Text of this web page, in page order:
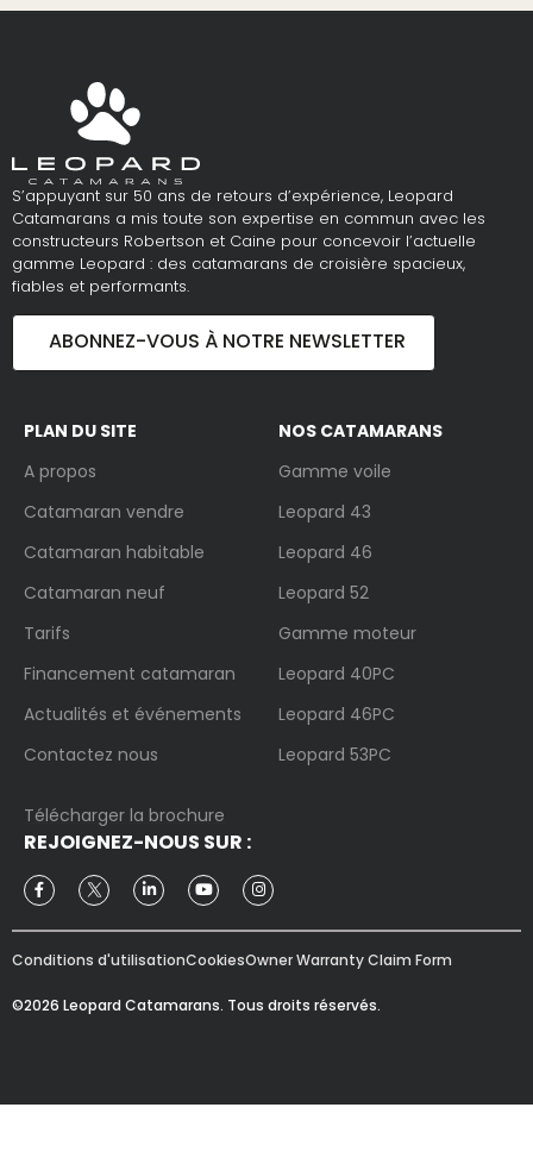
S’appuyant sur 50 ans de retours d’expérience, Leopard
Catamarans a mis toute son expertise en commun avec les
constructeurs Robertson et Caine pour concevoir l’actuelle
gamme Leopard : des catamarans de croisière spacieux,
fiables et performants.
ABONNEZ-VOUS À NOTRE NEWSLETTER
PLAN DU SITE
A propos
Catamaran vendre
Catamaran habitable
Catamaran neuf
Tarifs
Financement catamaran
Actualités et événements
Contactez nous
NOS CATAMARANS
Gamme voile
Leopard 43
Leopard 46
Leopard 52
Gamme moteur
Leopard 40PC
Leopard 46PC
Leopard 53PC
Télécharger la brochure
REJOIGNEZ-NOUS SUR :
Conditions d'utilisationCookiesOwner Warranty Claim Form
©2026 Leopard Catamarans. Tous droits réservés.